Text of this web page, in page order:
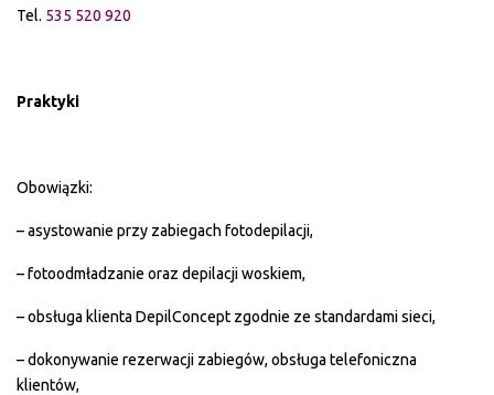
Tel. 535 520 920
Praktyki
Obowiązki:
– asystowanie przy zabiegach fotodepilacji,
– fotoodmładzanie oraz depilacji woskiem,
– obsługa klienta DepilConcept zgodnie ze standardami sieci,
– dokonywanie rezerwacji zabiegów, obsługa telefoniczna
klientów,